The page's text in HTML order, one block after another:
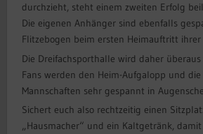
durchzieht, steht einem zweiten Erfolg
Die eigenen Anhänger sind ebenfalls
Flitzebogen beim ersten Heimauftritt ihrer
Die Dreifachsporthalle wird daher
Fans werden den Heim-Aufgalopp und
Mannschaften sehr gespannt in
Sichert euch also rechtzeitig einen
„Hausmacher“ und ein Kaltgetränk,